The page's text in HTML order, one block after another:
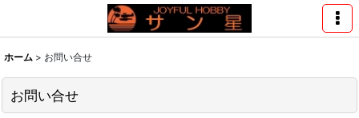
ホーム > お問い合せ
お問い合せ